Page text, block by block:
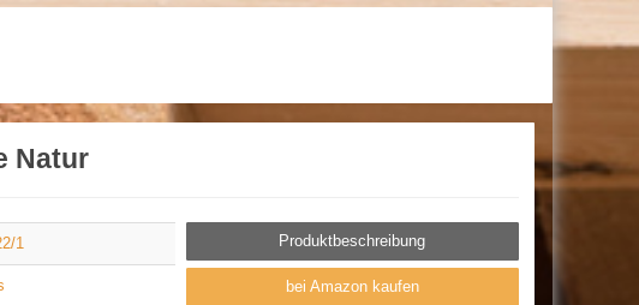
Natur
1 Produktbeschreibung
bei Amazon kaufen